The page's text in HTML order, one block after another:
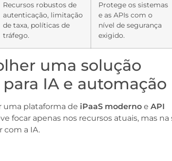
Recursos robustos de
autenticação, limitação
de taxa, políticas de
tráfego.
Protege os sistemas
e as APIs com o
nível de segurança
exigido.
uma solução
IA e automação
uma plataforma de iPaaS moderno eAPI
focar apenas nos recursos atuais, mas na
com a IA.